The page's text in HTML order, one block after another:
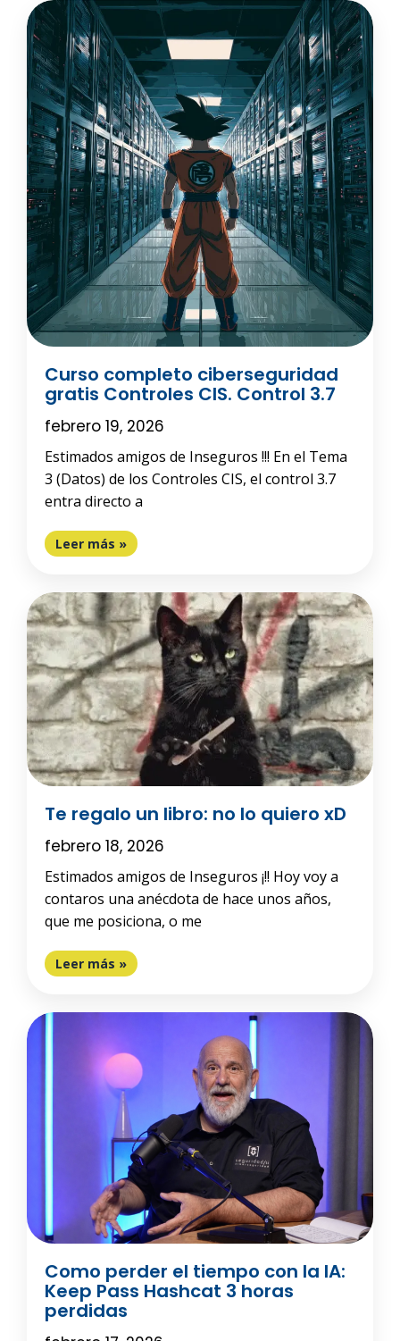
Curso completo ciberseguridad
gratis Controles CIS. Control 3.7
febrero 19, 2026
Estimados amigos de Inseguros !!! En el Tema
3 (Datos) de los Controles CIS, el control 3.7
entra directo a
Leer más »
Te regalo un libro: no lo quiero xD
febrero 18, 2026
Estimados amigos de Inseguros ¡!! Hoy voy a
contaros una anécdota de hace unos años,
que me posiciona, o me
Leer más »
Como perder el tiempo con la IA:
Keep Pass Hashcat 3 horas
perdidas